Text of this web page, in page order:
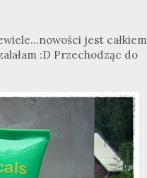
jest całkiem
:D Przechodząc do